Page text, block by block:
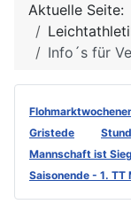
Aktuelle Seite:
Info´s für
Gristede
Mannschaft ist
Saisonende - 1.